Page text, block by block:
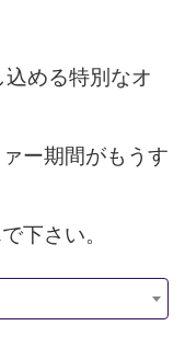
める特別なオ
ー期間がもうす
下さい。